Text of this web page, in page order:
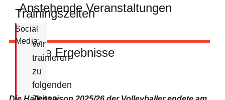
Social
Media:
Trainingszeiten
Wir
trainieren
zu
folgenden
Anstehende Veranstaltungen
Letzte Ergebnisse